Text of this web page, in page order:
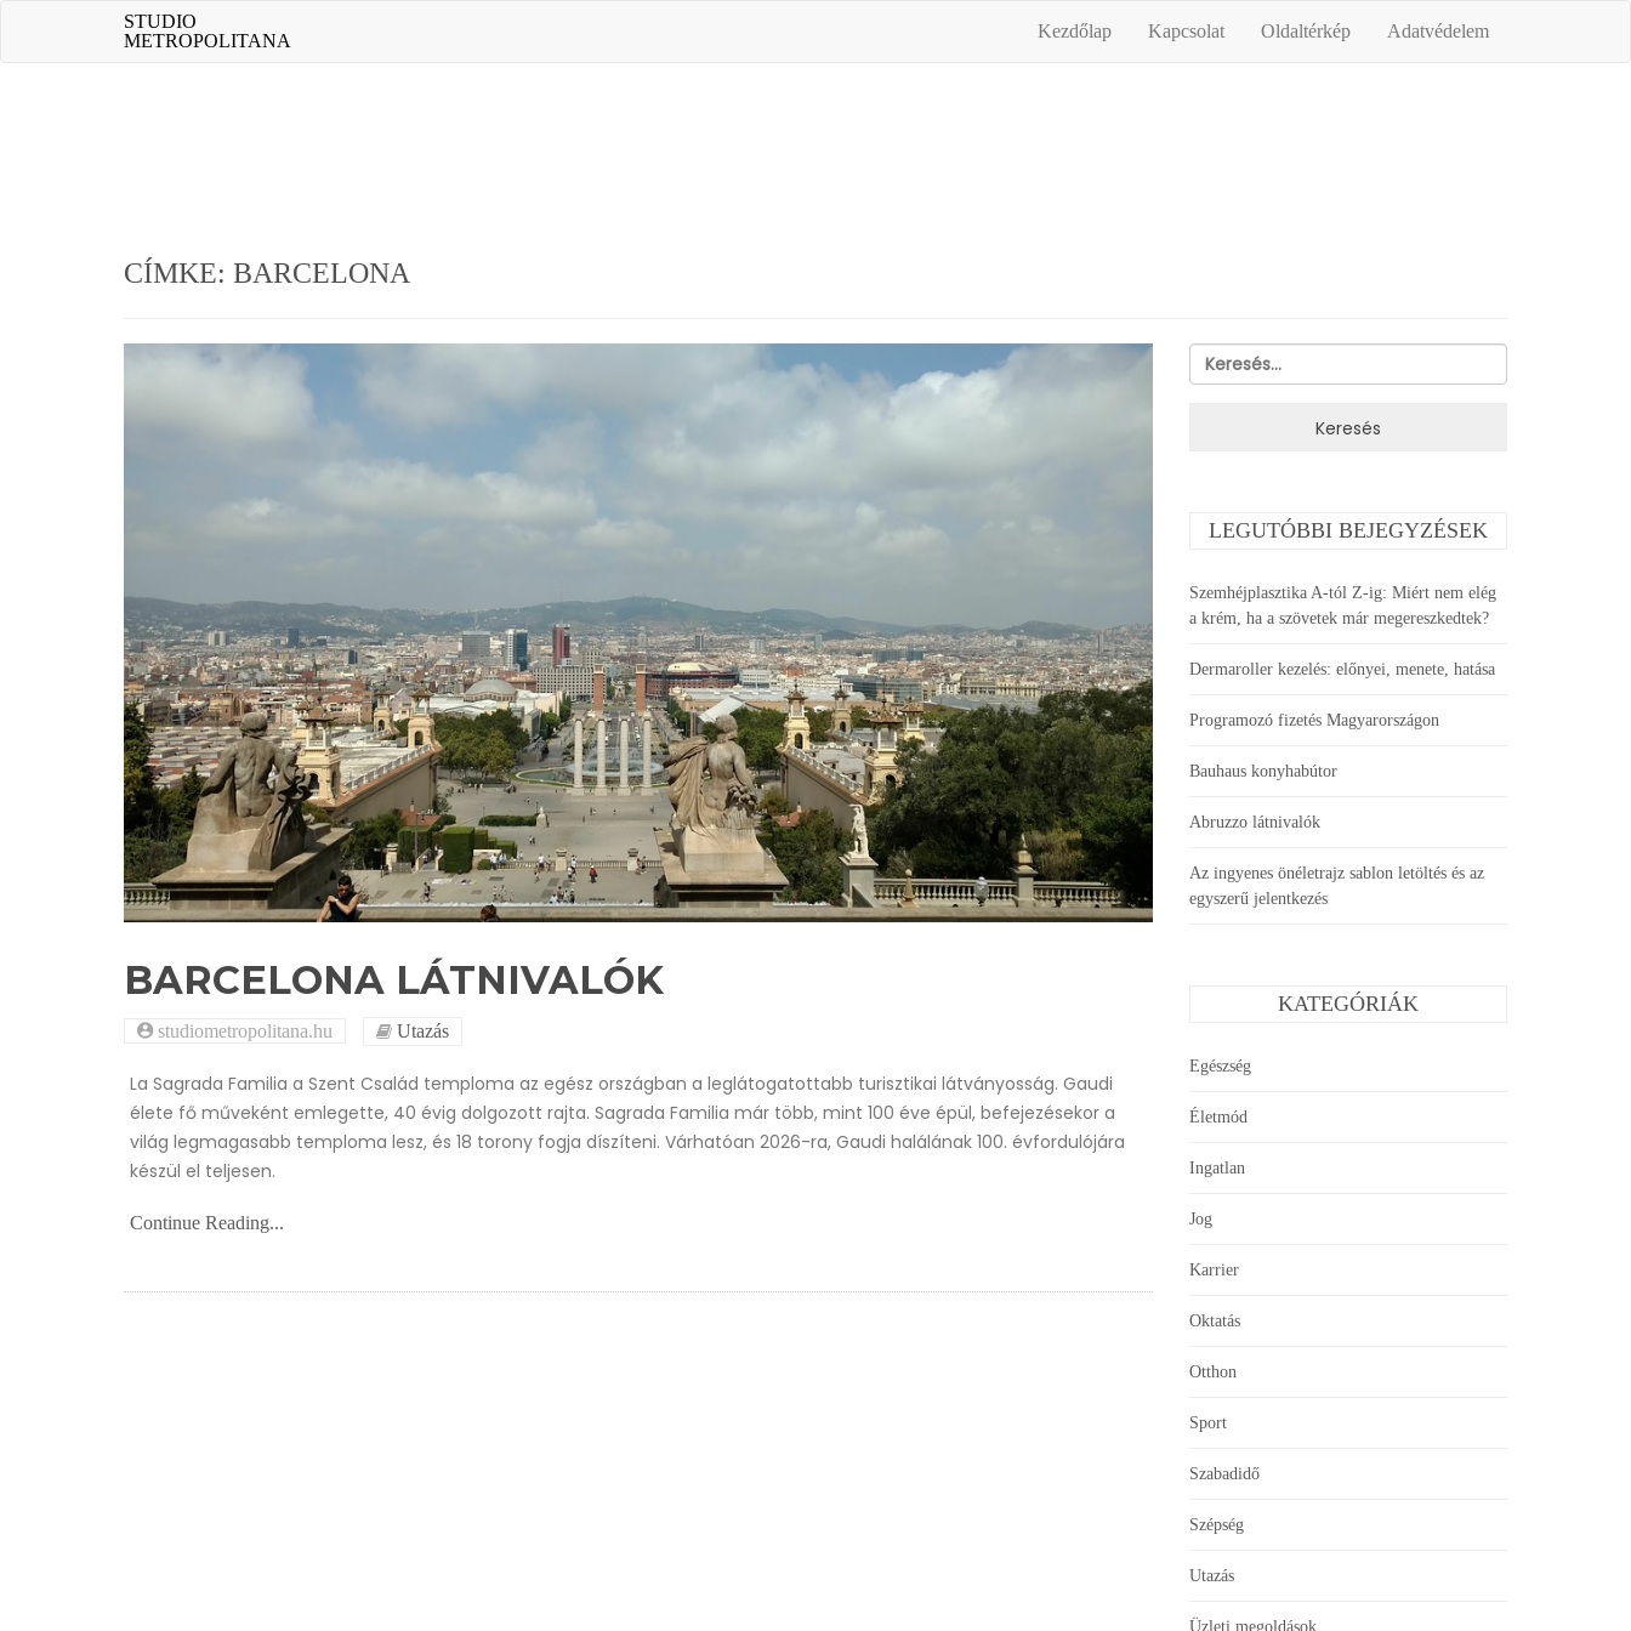
Skip
STUDIO
METROPOLITANA
Kezdőlap Kapcsolat Oldaltérkép Adatvédelem
CÍMKE: BARCELONA
BARCELONA LÁTNIVALÓK
studiometropolitana.hu Utazás
La Sagrada Familia a Szent Család temploma az egész országban a leglátogatottabb turisztikai látványosság. Gaudi
élete fő műveként emlegette, 40 évig dolgozott rajta. Sagrada Familia már több, mint 100 éve épül, befejezésekor a
világ legmagasabb temploma lesz, és 18 torony fogja díszíteni. Várhatóan 2026-ra, Gaudi halálának 100. évfordulójára
készül el teljesen.
Continue Reading...
Keresés:
LEGUTÓBBI BEJEGYZÉSEK
Szemhéjplasztika A-tól Z-ig: Miért nem elég
a krém, ha a szövetek már megereszkedtek?
Dermaroller kezelés: előnyei, menete, hatása
Programozó fizetés Magyarországon
Bauhaus konyhabútor
Abruzzo látnivalók
Az ingyenes önéletrajz sablon letöltés és az
egyszerű jelentkezés
KATEGÓRIÁK
Egészség
Életmód
Ingatlan
Jog
Karrier
Oktatás
Otthon
Sport
Szabadidő
Szépség
Utazás
Üzleti megoldások